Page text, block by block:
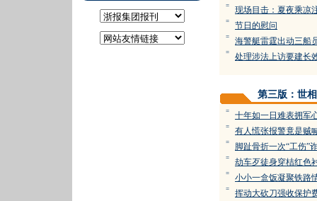
= 现场目击：夏夜乘凉
= 节日的慰问
= 海警艇雷霆出动三船
= 处理涉法上访要建长
第三版：世相
= 十年如一日难表拥军
= 有人慌张报警竟是贼
= 脚趾骨折一次“工伤”
= 劫车歹徒身穿桔红色
= 小小一盒饭凝聚铁路
= 挥动大砍刀强收保护